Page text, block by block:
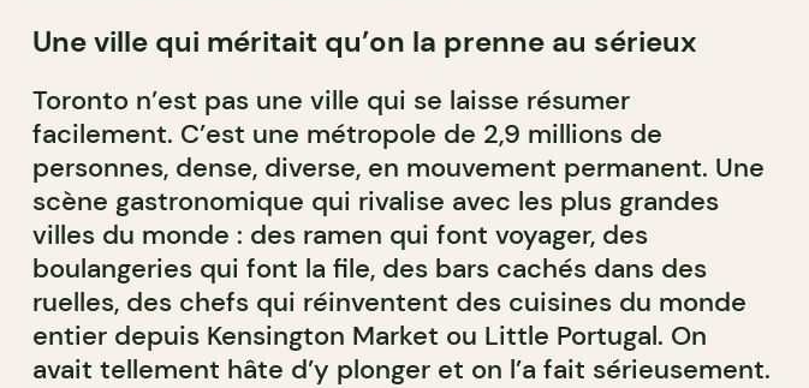
Une ville qui méritait qu’on la prenne au sérieux
Toronto n’est pas une ville qui se laisse résumer
facilement. C’est une métropole de 2,9 millions de
personnes, dense, diverse, en mouvement permanent. Une
scène gastronomique qui rivalise avec les plus grandes
villes du monde : des ramen qui font voyager, des
boulangeries qui font la file, des bars cachés dans des
ruelles, des chefs qui réinventent des cuisines du monde
entier depuis Kensington Market ou Little Portugal. On
avait tellement hâte d’y plonger et on l’a fait sérieusement.